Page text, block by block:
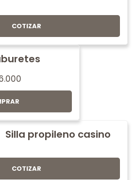
COTIZAR
Silla propileno casino
COTIZAR